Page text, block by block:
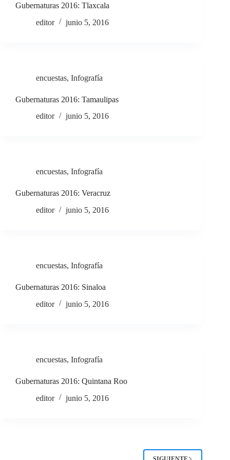
Gubernaturas 2016: Tlaxcala
editor
junio 5, 2016
encuestas, Infografía
Gubernaturas 2016: Tamaulipas
editor
junio 5, 2016
encuestas, Infografía
Gubernaturas 2016: Veracruz
editor
junio 5, 2016
encuestas, Infografía
Gubernaturas 2016: Sinaloa
editor
junio 5, 2016
encuestas, Infografía
Gubernaturas 2016: Quintana Roo
editor
junio 5, 2016